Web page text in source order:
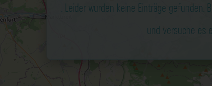
. Leider wurden keine Einträge gefunden.
und versuche es